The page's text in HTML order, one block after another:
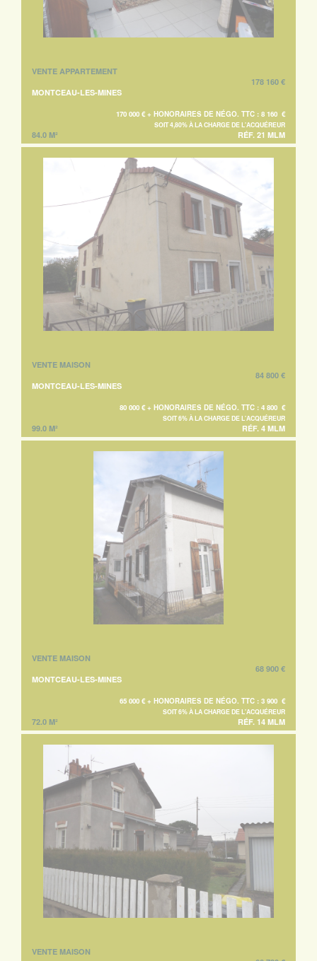
VENTE APPARTEMENT
178 160 €
MONTCEAU-LES-MINES
170 000 € + HONORAIRES DE NÉGO. TTC : 8 160 €
SOIT 4,80% À LA CHARGE DE L'ACQUÉREUR
84.0 M² RÉF. 21 MLM
VENTE MAISON
84 800 €
MONTCEAU-LES-MINES
80 000 € + HONORAIRES DE NÉGO. TTC : 4 800 €
SOIT 6% À LA CHARGE DE L'ACQUÉREUR
99.0 M² RÉF. 4 MLM
VENTE MAISON
68 900 €
MONTCEAU-LES-MINES
65 000 € + HONORAIRES DE NÉGO. TTC : 3 900 €
SOIT 6% À LA CHARGE DE L'ACQUÉREUR
72.0 M² RÉF. 14 MLM
VENTE MAISON